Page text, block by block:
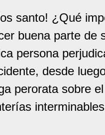
santo! ¿Qué
buena parte de
persona
desde
perorata sobre